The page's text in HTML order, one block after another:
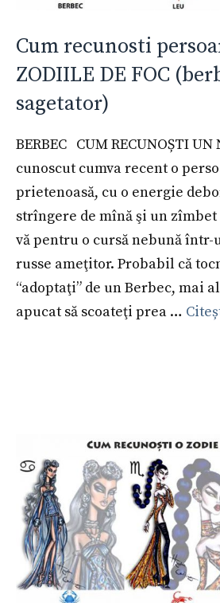
Cum recunosti
ZODIILE DE FOC
sagetator)
BERBEC CUM RECUNOȘTI UN
cunoscut cumva recent o
prietenoasă, cu o energie
strîngere de mînă şi un
vă pentru o cursă nebună într-
russe ameţitor. Probabil că
“adoptaţi” de un Berbec, mai
apucat să scoateţi prea …